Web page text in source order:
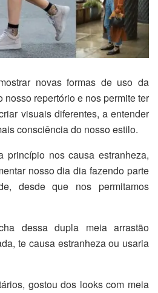
novas formas de uso da
nosso repertório e nos permite ter
visuais diferentes, a entender
consciência do nosso estilo.
princípio nos causa estranheza,
nosso dia dia fazendo parte
desde que nos permitamos
dessa dupla meia arrastão
te causa estranheza ou usaria
gostou dos looks com meia